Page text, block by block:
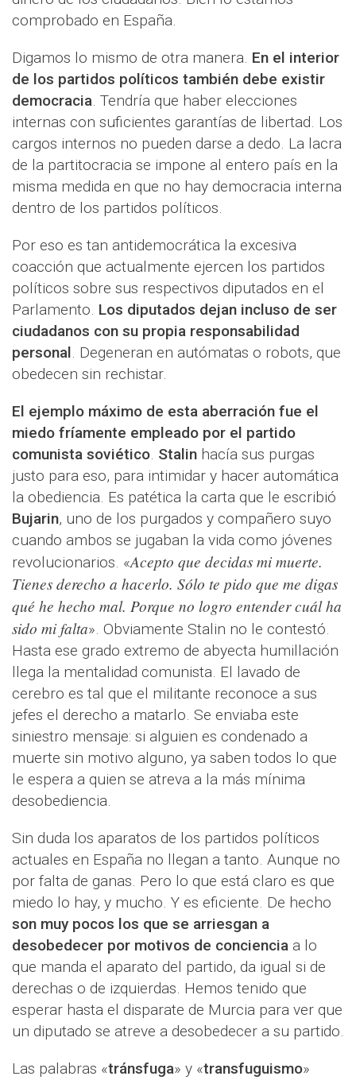
comprobado en España.
Digamos lo mismo de otra manera. En el interior
de los partidos políticos también debe existir
democracia. Tendría que haber elecciones
internas con suficientes garantías de libertad. Los
cargos internos no pueden darse a dedo. La lacra
de la partitocracia se impone al entero país en la
misma medida en que no hay democracia interna
dentro de los partidos políticos.
Por eso es tan antidemocrática la excesiva
coacción que actualmente ejercen los partidos
políticos sobre sus respectivos diputados en el
Parlamento. Los diputados dejan incluso de ser
ciudadanos con su propia responsabilidad
personal. Degeneran en autómatas o robots, que
obedecen sin rechistar.
El ejemplo máximo de esta aberración fue el
miedo fríamente empleado por el partido
comunista soviético. Stalin hacía sus purgas
justo para eso, para intimidar y hacer automática
la obediencia. Es patética la carta que le escribió
Bujarin, uno de los purgados y compañero suyo
cuando ambos se jugaban la vida como jóvenes
revolucionarios. «Acepto que decidas mi muerte.
Tienes derecho a hacerlo. Sólo te pido que me digas
qué he hecho mal. Porque no logro entender cuál ha
sido mi falta». Obviamente Stalin no le contestó.
Hasta ese grado extremo de abyecta humillación
llega la mentalidad comunista. El lavado de
cerebro es tal que el militante reconoce a sus
jefes el derecho a matarlo. Se enviaba este
siniestro mensaje: si alguien es condenado a
muerte sin motivo alguno, ya saben todos lo que
le espera a quien se atreva a la más mínima
desobediencia.
Sin duda los aparatos de los partidos políticos
actuales en España no llegan a tanto. Aunque no
por falta de ganas. Pero lo que está claro es que
miedo lo hay, y mucho. Y es eficiente. De hecho
son muy pocos los que se arriesgan a
desobedecer por motivos de conciencia a lo
que manda el aparato del partido, da igual si de
derechas o de izquierdas. Hemos tenido que
esperar hasta el disparate de Murcia para ver que
un diputado se atreve a desobedecer a su partido.
Las palabras «tránsfuga» y «transfuguismo»